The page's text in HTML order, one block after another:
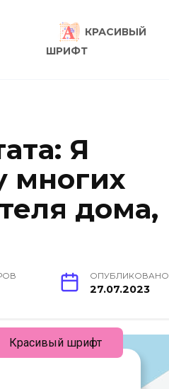
КРАСИВЫЙ
ШРИФТ
Я
многих
дома,
ОПУБЛИКОВАНО
27.07.2023
Красивый шрифт